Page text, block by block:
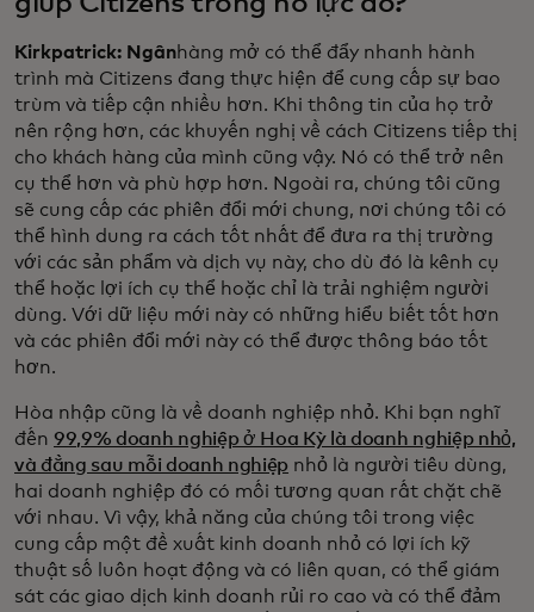
Kirkpatrick: Ngânhàng mở có thể đẩy nhanh hành
trình mà Citizens đang thực hiện để cung cấp sự bao
trùm và tiếp cận nhiều hơn. Khi thông tin của họ trở
nên rộng hơn, các khuyến nghị về cách Citizens tiếp thị
cho khách hàng của mình cũng vậy. Nó có thể trở nên
cụ thể hơn và phù hợp hơn. Ngoài ra, chúng tôi cũng
sẽ cung cấp các phiên đổi mới chung, nơi chúng tôi có
thể hình dung ra cách tốt nhất để đưa ra thị trường
với các sản phẩm và dịch vụ này, cho dù đó là kênh cụ
thể hoặc lợi ích cụ thể hoặc chỉ là trải nghiệm người
dùng. Với dữ liệu mới này có những hiểu biết tốt hơn
và các phiên đổi mới này có thể được thông báo tốt
hơn.
Hòa nhập cũng là về doanh nghiệp nhỏ. Khi bạn nghĩ
đến 99,9% doanh nghiệp ở Hoa Kỳ là doanh nghiệp nhỏ,
và đằng sau mỗi doanh nghiệp nhỏ là người tiêu dùng,
hai doanh nghiệp đó có mối tương quan rất chặt chẽ
với nhau. Vì vậy, khả năng của chúng tôi trong việc
cung cấp một đề xuất kinh doanh nhỏ có lợi ích kỹ
thuật số luôn hoạt động và có liên quan, có thể giám
sát các giao dịch kinh doanh rủi ro cao và có thể đảm